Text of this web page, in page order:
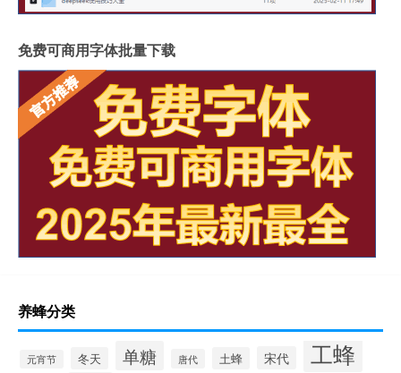
免费可商用字体批量下载
养蜂分类
元宵节 冬天 单糖 唐代 土蜂 宋代 工蜂